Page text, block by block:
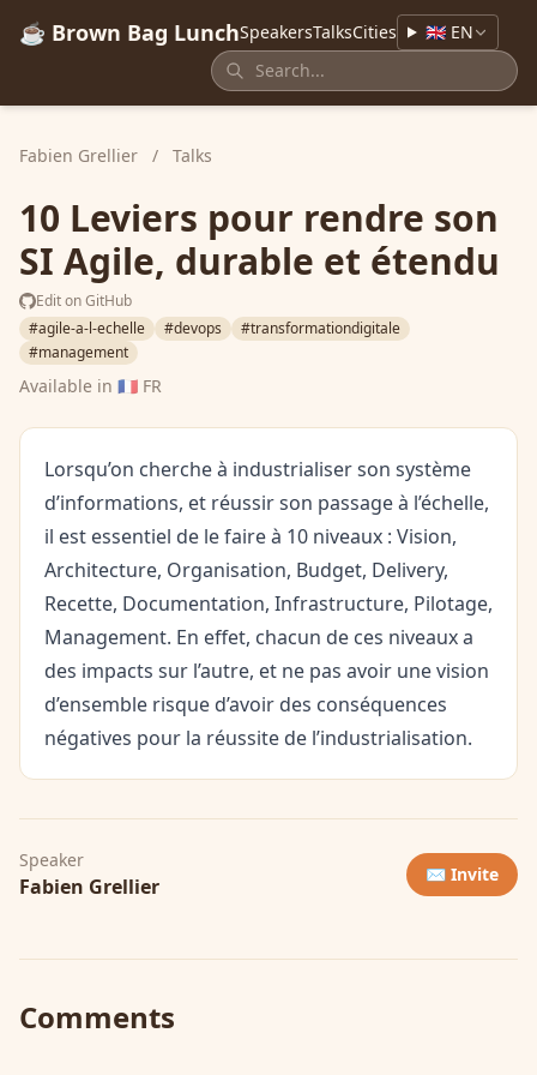
☕ Brown Bag LunchSpeakersTalksCities 🇬🇧 EN
Fabien Grellier / Talks
10 Leviers pour rendre son
SI Agile, durable et étendu
Edit on GitHub
#agile-a-l-echelle
#devops
#transformationdigitale
#management
Available in 🇫🇷 FR
Lorsqu’on cherche à industrialiser son système
d’informations, et réussir son passage à l’échelle,
il est essentiel de le faire à 10 niveaux : Vision,
Architecture, Organisation, Budget, Delivery,
Recette, Documentation, Infrastructure, Pilotage,
Management. En effet, chacun de ces niveaux a
des impacts sur l’autre, et ne pas avoir une vision
d’ensemble risque d’avoir des conséquences
négatives pour la réussite de l’industrialisation.
Speaker
Fabien Grellier ✉️ Invite
Comments